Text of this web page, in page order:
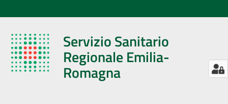
Servizio Sanitario
Regionale Emilia-
Romagna